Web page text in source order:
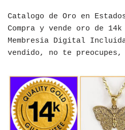
Catalogo de Oro en
Compra y vende oro de
Membresia Digital
vendido, no te preocupes,